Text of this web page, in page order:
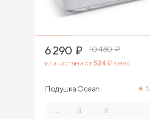
6 290 ₽ 10 480₽
или частями от524 ₽ в мес.
Подушка Ocean
Д. В.